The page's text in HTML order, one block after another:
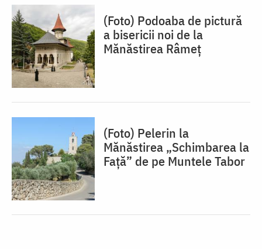
(Foto) Podoaba de pictură
a bisericii noi de la
Mănăstirea Râmeț
(Foto) Pelerin la
Mănăstirea „Schimbarea la
Față” de pe Muntele Tabor